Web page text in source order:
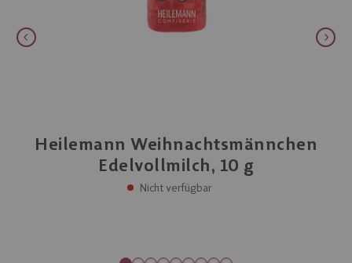
Heilemann Weihnachtsmännchen
Edelvollmilch, 10 g
Nicht verfügbar